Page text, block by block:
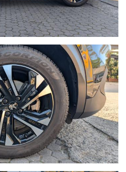
è presente da oltre 30 anni nel
effettuare i tagliandi su
fin dal primo giorno di vita
e anche tagliandi post-
di offrire sono: officina,
condizionatori e cambi
impianti a GPL e metano,
carrozzeria auto, servizio
riparazione e custodia di
officina certificata per poter
le auto (di qualsiasi marca) fin
perdere la garanzia legale e
con l’utilizzo di ricambi
sempre aggiornati.